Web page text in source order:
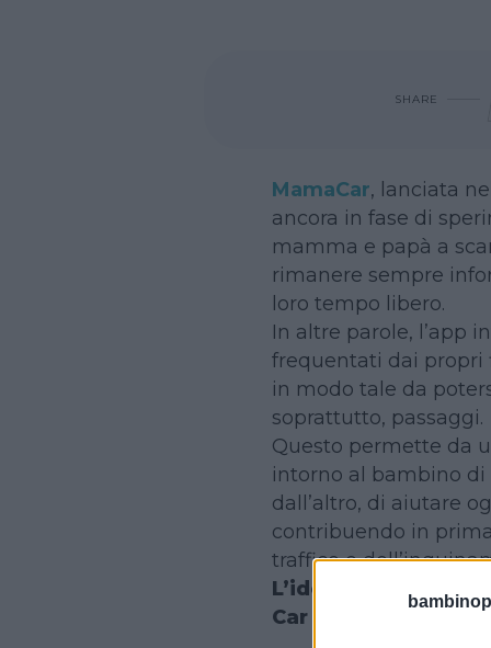
SHARE
MamaCar, lanciata
ancora in fase di
mamma e papà a
rimanere sempre
loro tempo libero.
In altre parole, l’app
frequentati dai propri
in modo tale da
soprattutto, passaggi.
Questo permette da
intorno al bambino di
dall’altro, di aiutare
contribuendo in
traffico e
L’idea, per
Car ma in formato